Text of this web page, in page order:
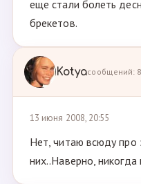
еще стали болеть
брекетов.
Kotyaсообщений:
13 июня 2008, 20:55
Нет, читаю всюду про
них..Наверно, никогда